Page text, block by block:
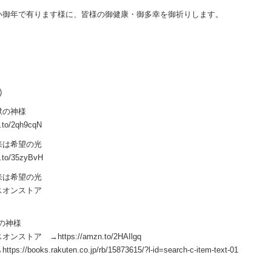
年で有ります様に、皆様の御健康・御多幸を御祈りします。
の神様
2qh9cqN
は希望の光
35zyBvH
は希望の光
オンストア
神様
オンストア →https://amzn.to/2HAIlgq
books.rakuten.co.jp/rb/15873615/?l-id=search-c-item-text-01